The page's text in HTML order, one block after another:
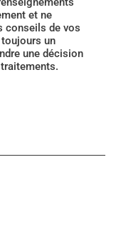
et ne
conseils de vos
un
une décision